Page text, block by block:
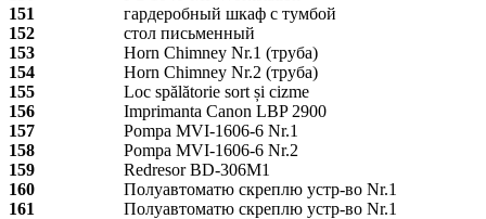
151
гардеробный шкаф с тумбой
152
стол письменный
153
Horn Chimney Nr.1 (труба)
154
Horn Chimney Nr.2 (труба)
155
Loc spălătorie sort și cizme
156
Imprimanta Canon LBP 2900
157
Pompa MVI-1606-6 Nr.1
158
Pompa MVI-1606-6 Nr.2
159
Redresor BD-306M1
160
Полуавтоматю скреплю устр-во Nr.1
161
Полуавтоматю скреплю устр-во Nr.1